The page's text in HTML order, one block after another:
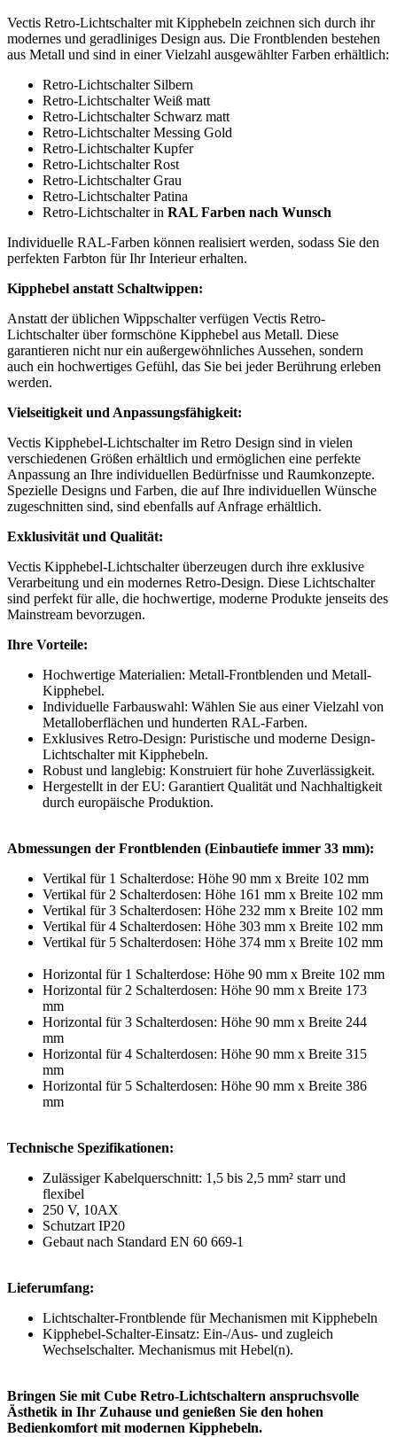
Vectis Retro-Lichtschalter mit Kipphebeln zeichnen sich durch ihr
modernes und geradliniges Design aus. Die Frontblenden bestehen
aus Metall und sind in einer Vielzahl ausgewählter Farben erhältlich:
Retro-Lichtschalter Silbern
Retro-Lichtschalter Weiß matt
Retro-Lichtschalter Schwarz matt
Retro-Lichtschalter Messing Gold
Retro-Lichtschalter Kupfer
Retro-Lichtschalter Rost
Retro-Lichtschalter Grau
Retro-Lichtschalter Patina
Retro-Lichtschalter in RAL Farben nach Wunsch
Individuelle RAL-Farben können realisiert werden, sodass Sie den
perfekten Farbton für Ihr Interieur erhalten.
Kipphebel anstatt Schaltwippen:
Anstatt der üblichen Wippschalter verfügen Vectis Retro-
Lichtschalter über formschöne Kipphebel aus Metall. Diese
garantieren nicht nur ein außergewöhnliches Aussehen, sondern
auch ein hochwertiges Gefühl, das Sie bei jeder Berührung erleben
werden.
Vielseitigkeit und Anpassungsfähigkeit:
Vectis Kipphebel-Lichtschalter im Retro Design sind in vielen
verschiedenen Größen erhältlich und ermöglichen eine perfekte
Anpassung an Ihre individuellen Bedürfnisse und Raumkonzepte.
Spezielle Designs und Farben, die auf Ihre individuellen Wünsche
zugeschnitten sind, sind ebenfalls auf Anfrage erhältlich.
Exklusivität und Qualität:
Vectis Kipphebel-Lichtschalter überzeugen durch ihre exklusive
Verarbeitung und ein modernes Retro-Design. Diese Lichtschalter
sind perfekt für alle, die hochwertige, moderne Produkte jenseits des
Mainstream bevorzugen.
Ihre Vorteile:
Hochwertige Materialien: Metall-Frontblenden und Metall-
Kipphebel.
Individuelle Farbauswahl: Wählen Sie aus einer Vielzahl von
Metalloberflächen und hunderten RAL-Farben.
Exklusives Retro-Design: Puristische und moderne Design-
Lichtschalter mit Kipphebeln.
Robust und langlebig: Konstruiert für hohe Zuverlässigkeit.
Hergestellt in der EU: Garantiert Qualität und Nachhaltigkeit
durch europäische Produktion.
Abmessungen der Frontblenden (Einbautiefe immer 33 mm):
Vertikal für 1 Schalterdose: Höhe 90 mm x Breite 102 mm
Vertikal für 2 Schalterdosen: Höhe 161 mm x Breite 102 mm
Vertikal für 3 Schalterdosen: Höhe 232 mm x Breite 102 mm
Vertikal für 4 Schalterdosen: Höhe 303 mm x Breite 102 mm
Vertikal für 5 Schalterdosen: Höhe 374 mm x Breite 102 mm
Horizontal für 1 Schalterdose: Höhe 90 mm x Breite 102 mm
Horizontal für 2 Schalterdosen: Höhe 90 mm x Breite 173
mm
Horizontal für 3 Schalterdosen: Höhe 90 mm x Breite 244
mm
Horizontal für 4 Schalterdosen: Höhe 90 mm x Breite 315
mm
Horizontal für 5 Schalterdosen: Höhe 90 mm x Breite 386
mm
Technische Spezifikationen:
Zulässiger Kabelquerschnitt: 1,5 bis 2,5 mm² starr und
flexibel
250 V, 10AX
Schutzart IP20
Gebaut nach Standard EN 60 669-1
Lieferumfang:
Lichtschalter-Frontblende für Mechanismen mit Kipphebeln
Kipphebel-Schalter-Einsatz: Ein-/Aus- und zugleich
Wechselschalter. Mechanismus mit Hebel(n).
Bringen Sie mit Cube Retro-Lichtschaltern anspruchsvolle
Ästhetik in Ihr Zuhause und genießen Sie den hohen
Bedienkomfort mit modernen Kipphebeln.